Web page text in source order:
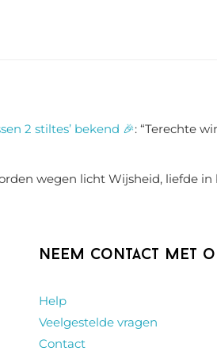
2 stiltes’ bekend 🎉: “Terechte
wegen licht Wijsheid, liefde in
Neem contact met
Help
Veelgestelde vragen
Contact